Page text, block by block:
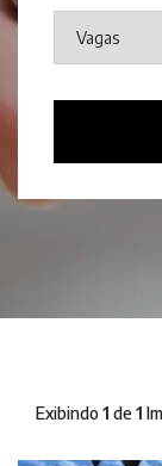
Exibindo 1 de1